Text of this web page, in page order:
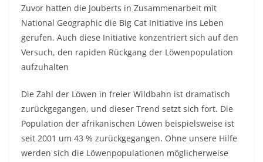
Zuvor hatten die Jouberts in Zusammenarbeit mit
National Geographic die Big Cat Initiative ins Leben
gerufen. Auch diese Initiative konzentriert sich auf den
Versuch, den rapiden Rückgang der Löwenpopulation
aufzuhalten
Die Zahl der Löwen in freier Wildbahn ist dramatisch
zurückgegangen, und dieser Trend setzt sich fort. Die
Population der afrikanischen Löwen beispielsweise ist
seit 2001 um 43 % zurückgegangen. Ohne unsere Hilfe
werden sich die Löwenpopulationen möglicherweise